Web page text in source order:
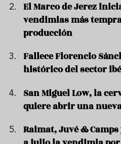
El Marco de Jerez
vendimias más
producción
Fallece Florencio
histórico del sector
San Miguel Low, la
quiere abrir una
Raimat, Juvé &